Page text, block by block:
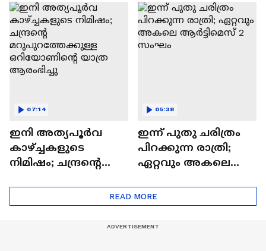
WhatsApp | Tech Talk
Tech Talk
ഇനി അത്യപൂര്‍വ
കാഴ്ച്ചകളുടെ
നിമിഷം; ചന്ദ്രന്റെ
ഒറിയോണിന്റെ യാത്ര
ആരംഭിച്ചു
07:14
ഇന്ന് പുതു ചരിത്രം
പിറക്കുന്ന രാത്രി;
ഏറ്റവും അകലെ
05:38
READ MORE